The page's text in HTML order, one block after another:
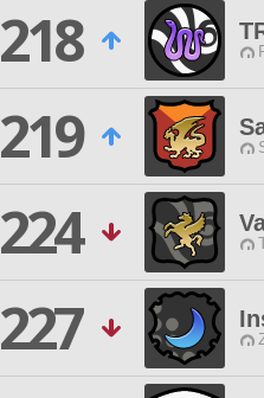
218
219
224
227